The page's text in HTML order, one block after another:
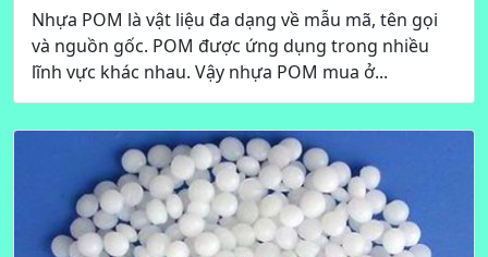
Nhựa POM là vật liệu đa dạng về mẫu mã, tên gọi
và nguồn gốc. POM được ứng dụng trong nhiều
lĩnh vực khác nhau. Vậy nhựa POM mua ở...